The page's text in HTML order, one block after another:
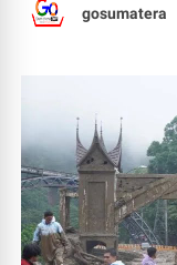
gosumatera